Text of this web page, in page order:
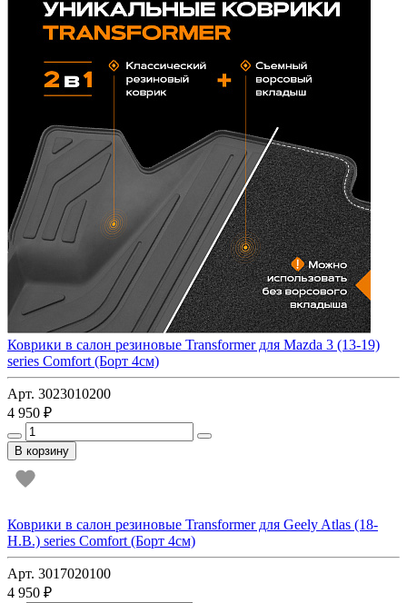
Коврики в салон резиновые Transformer для Mazda 3 (13-19)
series Comfort (Борт 4см)
Арт. 3023010200
4 950 ₽
В корзину
Коврики в салон резиновые Transformer для Geely Atlas (18-
Н.В.) series Comfort (Борт 4см)
Арт. 3017020100
4 950 ₽